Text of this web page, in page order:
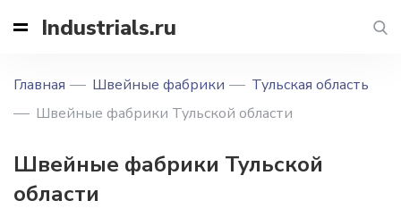
Industrials.ru
Главная Швейные фабрики
Тульская область
Швейные фабрики Тульской области
Швейные фабрики Тульской
области